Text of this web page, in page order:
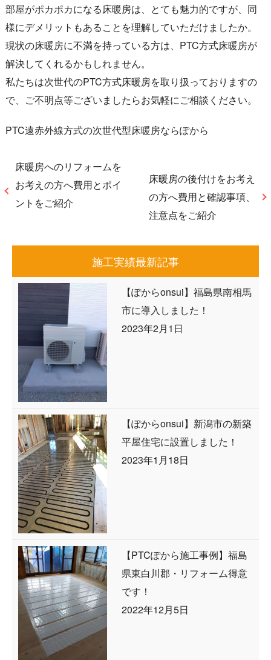
部屋がポカポカになる床暖房は、とても魅力的ですが、同
様にデメリットもあることを理解していただけましたか。
現状の床暖房に不満を持っている方は、PTC方式床暖房が
解決してくれるかもしれません。
私たちは次世代のPTC方式床暖房を取り扱っておりますの
で、ご不明点等ございましたらお気軽にご相談ください。
PTC遠赤外線方式の次世代型床暖房ならぽから
床暖房へのリフォームを
お考えの方へ費用とポイ
ントをご紹介
床暖房の後付けをお考え
の方へ費用と確認事項、
注意点をご紹介
施工実績最新記事
【ぽからonsui】福島県南相馬
市に導入しました！
2023年2月1日
【ぽからonsui】新潟市の新築
平屋住宅に設置しました！
2023年1月18日
【PTCぽから施工事例】福島
県東白川郡・リフォーム得意
です！
2022年12月5日